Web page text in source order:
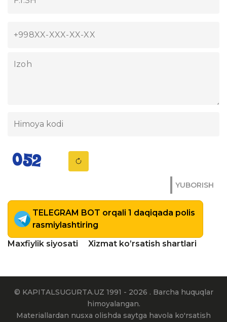
YUBORISH
TELEGRAM BOT orqali 1 daqiqada polis
rasmiylashtiring
Maxfiylik siyosati
Xizmat ko’rsatish shartlari
© KAPITALSUGURTA.UZ 1991 - 2026 . Barcha huquqlar
himoyalangan.
Materiallardan nusxa olishda saytga havola ko'rsatish